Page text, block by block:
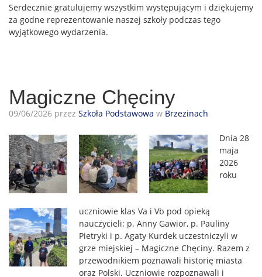
Serdecznie gratulujemy wszystkim występującym i dziękujemy
za godne reprezentowanie naszej szkoły podczas tego
wyjątkowego wydarzenia.
Magiczne Chęciny
09/06/2026 przez Szkoła Podstawowa w Brzezinach
Dnia 28
maja
2026
roku
uczniowie klas Va i Vb pod opieką
nauczycieli: p. Anny Gawior, p. Pauliny
Pietryki i p. Agaty Kurdek uczestniczyli w
grze miejskiej – Magiczne Chęciny. Razem z
przewodnikiem poznawali historię miasta
oraz Polski. Uczniowie rozpoznawali i